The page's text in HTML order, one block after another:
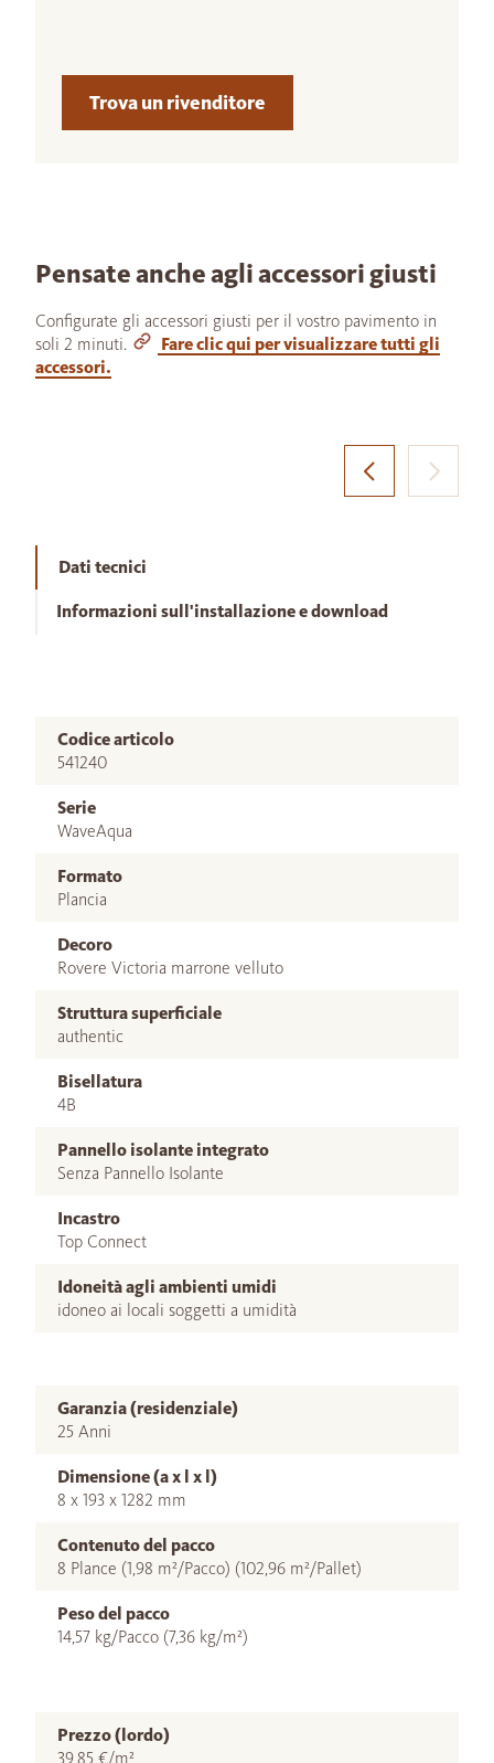
Trova un rivenditore
Pensate anche agli accessori giusti
Configurate gli accessori giusti per il vostro pavimento in
soli 2 minuti.
Fare clic qui per visualizzare tutti gli
accessori.
Dati tecnici
Informazioni sull'installazione e download
Codice articolo
541240
Serie
WaveAqua
Formato
Plancia
Decoro
Rovere Victoria marrone velluto
Struttura superficiale
authentic
Bisellatura
4B
Pannello isolante integrato
Senza Pannello Isolante
Incastro
Top Connect
Idoneità agli ambienti umidi
idoneo ai locali soggetti a umidità
Garanzia (residenziale)
25 Anni
Dimensione (a x l x l)
8 x 193 x 1282 mm
Contenuto del pacco
8 Plance (1,98 m²/Pacco) (102,96 m²/Pallet)
Peso del pacco
14,57 kg/Pacco (7,36 kg/m²)
Prezzo (lordo)
39,85 €/m²